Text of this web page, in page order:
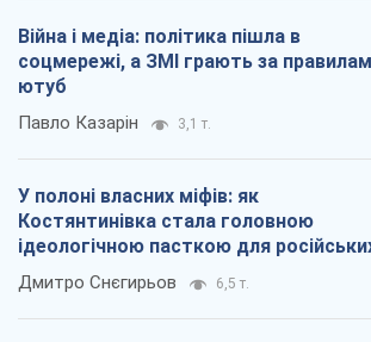
Війна і медіа: політика пішла в
соцмережі, а ЗМІ грають за
ютуб
Павло Казарін 3,1 т.
У полоні власних міфів: як
Костянтинівка стала головною
ідеологічною пасткою для
окупантів
Дмитро Снєгирьов 6,5 т.